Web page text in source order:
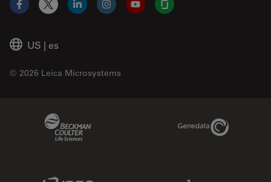
US | es
© 2026 Leica Microsystems
Facebook
X LinkedInInstagramYouTubeGlassdoor
Genedata Link
IDBS Link